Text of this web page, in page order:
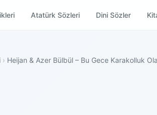
Atatürk Sözleri Dini Sözler
› Heijan & Azer Bülbül – Bu Gece Karakolluk